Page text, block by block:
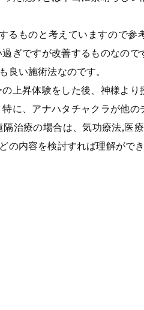
ものと考えていますので参
ぎですが改善するものなの
い施術法なのです。
上昇体験をした後、神様よ
に、アナハタチャクラが他
治療の場合は、気功療法,医
内容を検討すれば理解ができ